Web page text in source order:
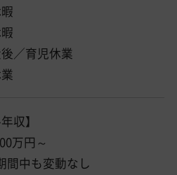
後／育児休業
収】
万円～
間中も変動なし